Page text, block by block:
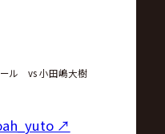
ール vs 小田嶋大樹
↗︎